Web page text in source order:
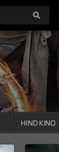
HIND KINO